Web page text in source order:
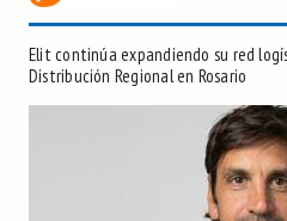
Elit continúa expandiendo su red
Distribución Regional en Rosario